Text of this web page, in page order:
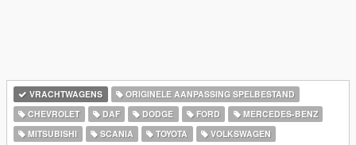
VRACHTWAGENS
ORIGINELE AANPASSING SPELBESTAND
CHEVROLET
DAF DODGE FORD
MERCEDES-BENZ
MITSUBISHI
SCANIA TOYOTA VOLKSWAGEN